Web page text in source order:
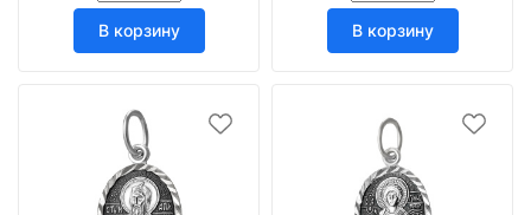
В корзину В корзину